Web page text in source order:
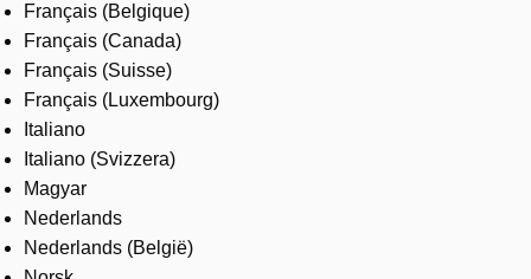
Français (Belgique)
Français (Canada)
Français (Suisse)
Français (Luxembourg)
Italiano
Italiano (Svizzera)
Magyar
Nederlands
Nederlands (België)